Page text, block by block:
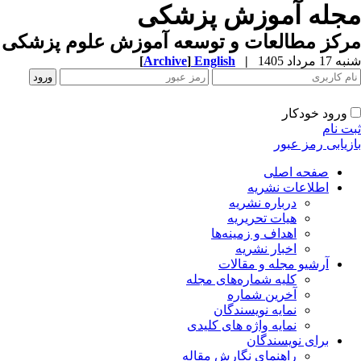
مجله آموزش پزشکی
مرکز مطالعات و توسعه آموزش علوم پزشکی
شنبه 17 مرداد 1405 |
English
[Archive]
ورود خودکار
ثبت نام
بازیابی رمز عبور
صفحه اصلی
اطلاعات نشریه
درباره نشریه
هیات تحریریه
اهداف و زمینه‌ها
اخبار نشریه
آرشیو مجله و مقالات
کلیه شماره‌های مجله
آخرین شماره
نمایه نویسندگان
نمایه واژه های کلیدی
برای نویسندگان
راهنمای نگارش مقاله